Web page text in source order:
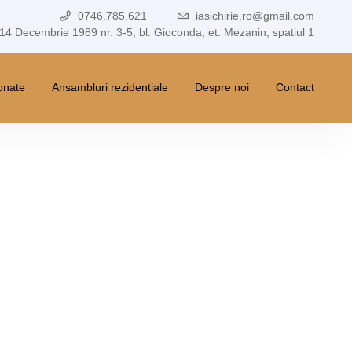
0746.785.621
iasichirie.ro@gmail.com
Decembrie 1989 nr. 3-5, bl. Gioconda, et. Mezanin, spatiul 1
Ansambluri rezidentiale Despre noi Contact